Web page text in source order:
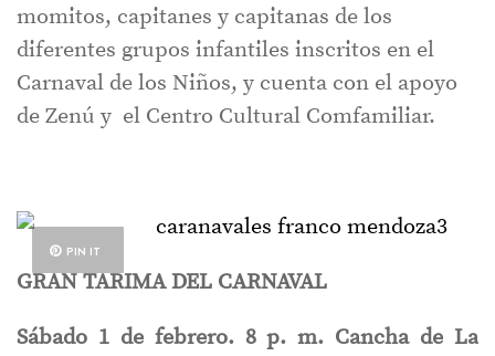
momitos, capitanes y capitanas de los
diferentes grupos infantiles inscritos en el
Carnaval de los Niños, y cuenta con el apoyo
de Zenú y el Centro Cultural Comfamiliar.
PIN IT
GRAN TARIMA DEL CARNAVAL
Sábado 1 de febrero. 8 p. m. Cancha de La